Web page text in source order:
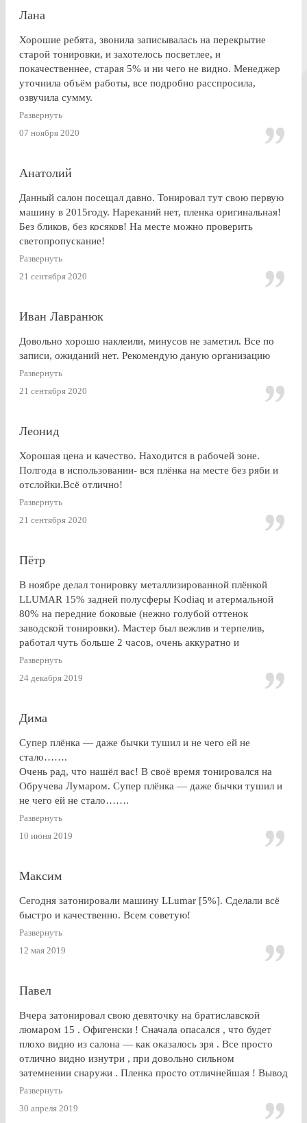
Лана
Хорошие ребята, звонила записывалась на перекрытие
старой тонировки, и захотелось посветлее, и
покачественнее, старая 5% и ни чего не видно. Менеджер
уточнила объём работы, все подробно расспросила,
озвучила сумму.
По Работе и в целом претензии нет. Только опоздала к
завершении работ, машина ждала уже готовая меня. Жаль,
что заранее не позвонили.
Развернуть
07 ноября 2020
Анатолий
Данный салон посещал давно. Тонировал тут свою первую
машину в 2015году. Нареканий нет, пленка оригинальная!
Без бликов, без косяков! На месте можно проверить
светопропускание!
Развернуть
21 сентября 2020
Иван Лавранюк
Довольно хорошо наклеили, минусов не заметил. Все по
записи, ожиданий нет. Рекомендую даную организацию
Развернуть
21 сентября 2020
Леонид
Хорошая цена и качество. Находится в рабочей зоне.
Полгода в использовании- вся плёнка на месте без ряби и
отслойки.Всё отлично!
Развернуть
21 сентября 2020
Пётр
В ноябре делал тонировку металлизированной плёнкой
LLUMAR 15% задней полусферы Kodiaq и атермальной
80% на передние боковые (нежно голубой оттенок
заводской тонировки). Мастер был вежлив и терпелив,
работал чуть больше 2 часов, очень аккуратно и
профессионально. Результат на 5+ ! Особенно приятно
получить гарантию на работу и плёнку. Отдельное спасибо
за консультацию, как до работ, так по их завершении!
Развернуть
24 декабря 2019
Дима
Супер плёнка — даже бычки тушил и не чего ей не
стало…….
Очень рад, что нашёл вас! В своё время тонировался на
Обручева Лумаром. Супер плёнка — даже бычки тушил и
не чего ей не стало…….
Развернуть
10 июня 2019
Максим
Сегодня затонировали машину LLumar [5%]. Сделали всё
быстро и качественно. Всем советую!
Развернуть
12 мая 2019
Павел
Вчера затонировал свою девяточку на братиславской
люмаром 15 . Офигенски ! Сначала опасался , что будет
плохо видно из салона — как оказалось зря . Все просто
отлично видно изнутри , при довольно сильном
затемнении снаружи . Пленка просто отличнейшая ! Вывод
: Очень доволен . Буду советовать эту контору друзьям и
Развернуть
30 апреля 2019